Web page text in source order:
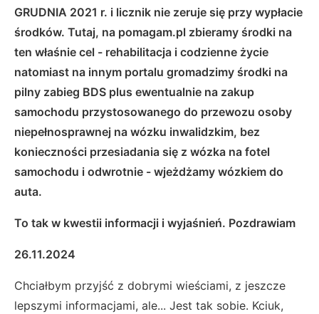
GRUDNIA 2021 r. i licznik nie zeruje się przy wypłacie
środków. Tutaj, na pomagam.pl zbieramy środki na
ten właśnie cel - rehabilitacja i codzienne życie
natomiast na innym portalu gromadzimy środki na
pilny zabieg BDS plus ewentualnie na zakup
samochodu przystosowanego do przewozu osoby
niepełnosprawnej na wózku inwalidzkim, bez
konieczności przesiadania się z wózka na fotel
samochodu i odwrotnie - wjeżdżamy wózkiem do
auta.
To tak w kwestii informacji i wyjaśnień. Pozdrawiam
26.11.2024
Chciałbym przyjść z dobrymi wieściami, z jeszcze
lepszymi informacjami, ale... Jest tak sobie. Kciuk,